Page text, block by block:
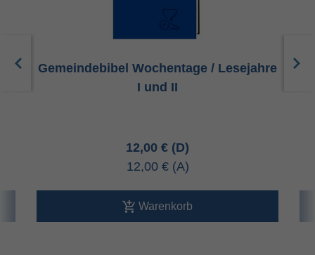
Gemeindebibel Wochentage / Lesejahre
I und II
12,00 €
12,00 €
Warenkorb